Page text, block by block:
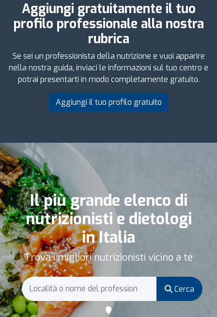
Aggiungi gratuitamente il tuo
profilo professionale alla nostra
rubrica
Se sei un professionista della nutrizione e vuoi apparire
nella nostra guida, inviaci le informazioni sul tuo centro e
potrai presentarti in modo completamente gratuito.
Aggiungi il tuo profilo gratuito
Il più grande elenco di
nutrizionisti e dietologi
in Italia
Trova i migliori nutrizionisti vicino a te
Cerca